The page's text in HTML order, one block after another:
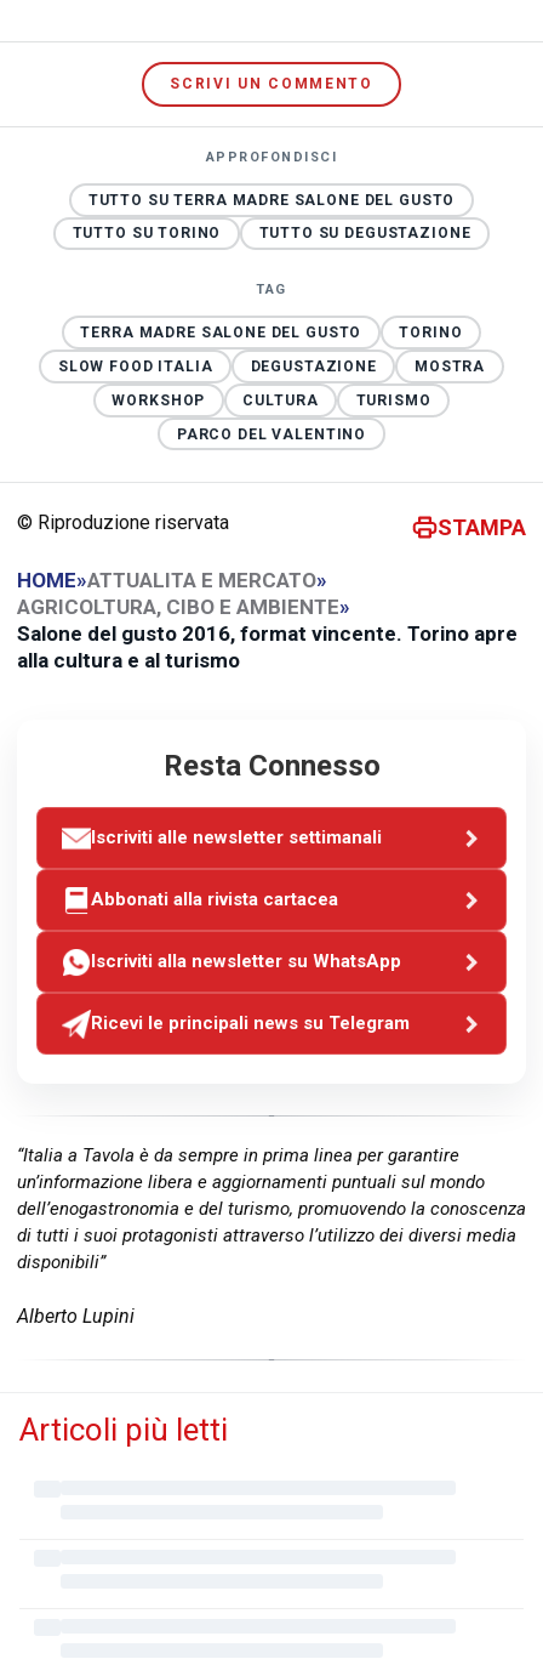
SCRIVI UN COMMENTO
APPROFONDISCI
TUTTO SU TERRA MADRE SALONE DEL GUSTO
TUTTO SU TORINO
TUTTO SU DEGUSTAZIONE
TAG
TERRA MADRE SALONE DEL GUSTO
TORINO
SLOW FOOD ITALIA
DEGUSTAZIONE
MOSTRA
WORKSHOP
CULTURA
TURISMO
PARCO DEL VALENTINO
© Riproduzione riservata STAMPA
HOME»ATTUALITA E MERCATO»
AGRICOLTURA, CIBO E AMBIENTE»
Salone del gusto 2016, format vincente. Torino apre
alla cultura e al turismo
Resta Connesso
Iscriviti alle newsletter settimanali
Abbonati alla rivista cartacea
Iscriviti alla newsletter su WhatsApp
Ricevi le principali news su Telegram
“Italia a Tavola è da sempre in prima linea per garantire
un’informazione libera e aggiornamenti puntuali sul mondo
dell’enogastronomia e del turismo, promuovendo la conoscenza
di tutti i suoi protagonisti attraverso l’utilizzo dei diversi media
disponibili”
Alberto Lupini
Articoli più letti